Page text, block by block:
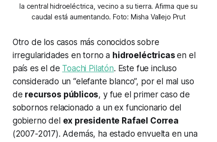
la central hidroeléctrica, vecino a su tierra. Afirma que su
caudal está aumentando. Foto: Misha Vallejo Prut
Otro de los casos más conocidos sobre
irregularidades en torno a hidroeléctricasen el
país es el de Toachi Pilatón. Este fue incluso
considerado un “elefante blanco”, por el mal uso
de recursos públicos, y fue el primer caso de
sobornos relacionado a un ex funcionario del
gobierno del ex presidente Rafael Correa
(2007-2017). Además, ha estado envuelta en una